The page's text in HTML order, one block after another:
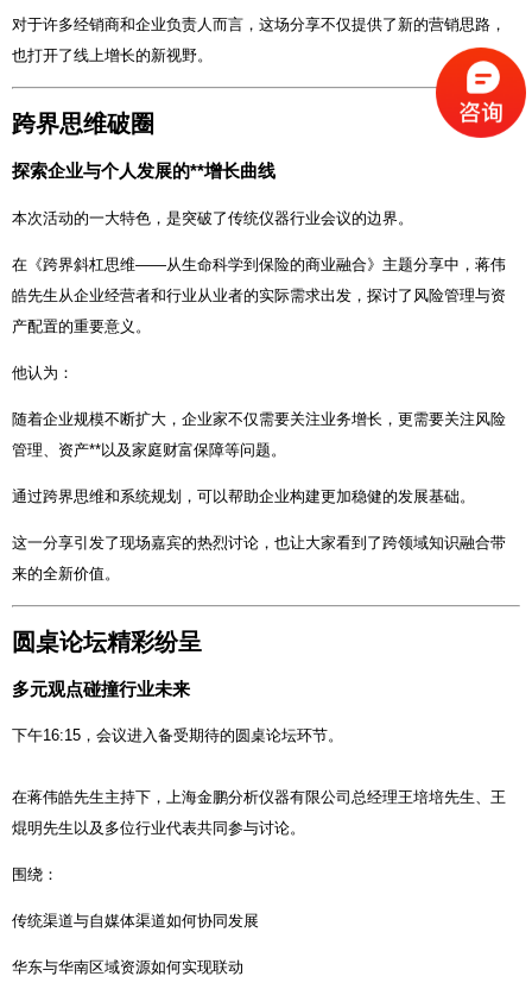
对于许多经销商和企业负责人而言，这场分享不仅提供了新的营销思路，
也打开了线上增长的新视野。
跨界思维破圈
探索企业与个人发展的**增长曲线
本次活动的一大特色，是突破了传统仪器行业会议的边界。
在《跨界斜杠思维——从生命科学到保险的商业融合》主题分享中，蒋伟
皓先生从企业经营者和行业从业者的实际需求出发，探讨了风险管理与资
产配置的重要意义。
他认为：
随着企业规模不断扩大，企业家不仅需要关注业务增长，更需要关注风险
管理、资产**以及家庭财富保障等问题。
通过跨界思维和系统规划，可以帮助企业构建更加稳健的发展基础。
这一分享引发了现场嘉宾的热烈讨论，也让大家看到了跨领域知识融合带
来的全新价值。
圆桌论坛精彩纷呈
多元观点碰撞行业未来
下午16:15，会议进入备受期待的圆桌论坛环节。
在蒋伟皓先生主持下，上海金鹏分析仪器有限公司总经理王培培先生、王
焜明先生以及多位行业代表共同参与讨论。
围绕：
传统渠道与自媒体渠道如何协同发展
华东与华南区域资源如何实现联动